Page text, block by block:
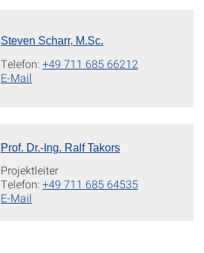
Steven Scharr, M.Sc.
Telefon:+49 711 685 66212
E-Mail
Prof. Dr.-Ing. Ralf Takors
Projektleiter
Telefon:+49 711 685 64535
E-Mail